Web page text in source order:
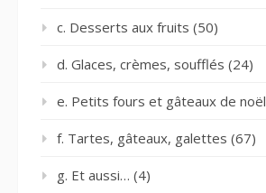
c. Desserts aux fruits (50)
d. Glaces, crèmes, soufflés (24)
e. Petits fours et gâteaux de noël
f. Tartes, gâteaux, galettes (67)
g. Et aussi… (4)